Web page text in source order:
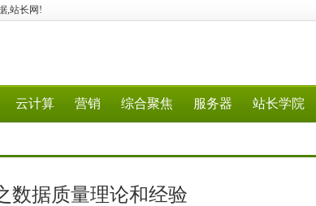
,站长网!
云计算 营销 综合聚焦 服务器 站长学院
数据质量理论和经验